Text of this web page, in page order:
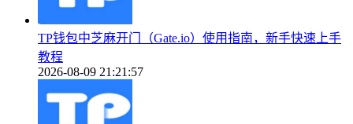
TP钱包中芝麻开门（Gate.io）使用指南，新手快速上手
教程
2026-08-09 21:21:57